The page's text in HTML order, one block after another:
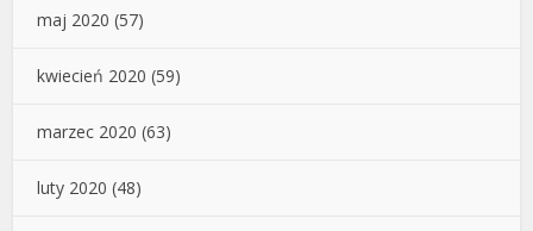
maj 2020 (57)
kwiecień 2020 (59)
marzec 2020 (63)
luty 2020 (48)